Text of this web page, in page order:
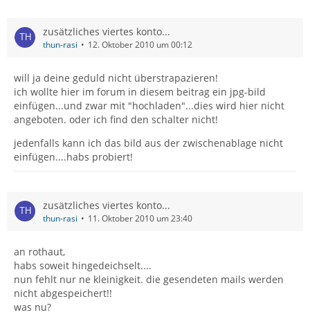
zusätzliches viertes konto...
thun-rasi 12. Oktober 2010 um 00:12
will ja deine geduld nicht überstrapazieren!
ich wollte hier im forum in diesem beitrag ein jpg-bild
einfügen...und zwar mit "hochladen"...dies wird hier nicht
angeboten. oder ich find den schalter nicht!
jedenfalls kann ich das bild aus der zwischenablage nicht
einfügen....habs probiert!
zusätzliches viertes konto...
thun-rasi 11. Oktober 2010 um 23:40
an rothaut,
habs soweit hingedeichselt....
nun fehlt nur ne kleinigkeit. die gesendeten mails werden
nicht abgespeichert!!
was nu?